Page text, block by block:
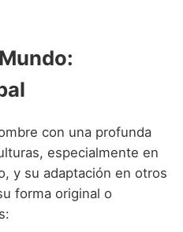
con una profunda
especialmente en
y su adaptación en otros
forma original o